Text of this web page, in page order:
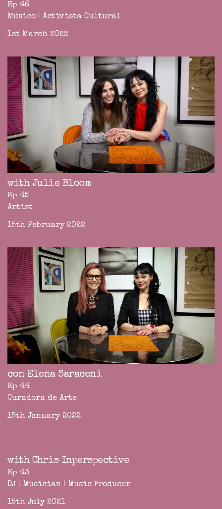
Ep 46
Músico | Activista Cultural
1st March 2022
with Julie Bloom
Ep 45
Artist
15th February 2022
con Elena Saraceni
Ep 44
Curadora de Arte
15th January 2022
with Chris Inperspective
Ep 43
DJ | Musician | Music Producer
15th July 2021